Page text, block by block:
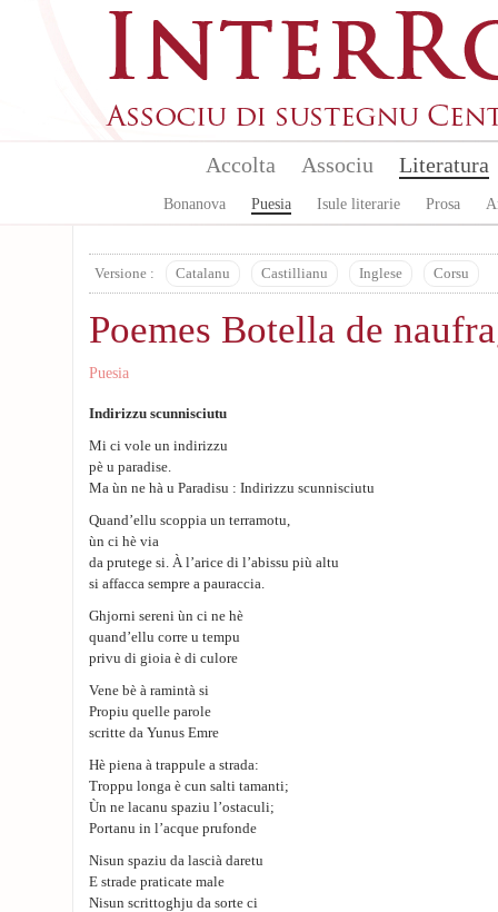
Accolta Associu Literatura
Bonanova Puesia Isule literarie Prosa
Versione : Catalanu Castillianu Inglese Corsu
Poemes Botella de
Puesia
Indirizzu scunnisciutu
Mi ci vole un indirizzu
pè u paradise.
Ma ùn ne hà u Paradisu : Indirizzu scunnisciutu
Quand’ellu scoppia un terramotu,
ùn ci hè via
da prutege si. À l’arice di l’abissu più altu
si affacca sempre a pauraccia.
Ghjorni sereni ùn ci ne hè
quand’ellu corre u tempu
privu di gioia è di culore
Vene bè à ramintà si
Propiu quelle parole
scritte da Yunus Emre
Hè piena à trappule a strada:
Troppu longa è cun salti tamanti;
Ùn ne lacanu spaziu l’ostaculi;
Portanu in l’acque prufonde
Nisun spaziu da lascià daretu
E strade praticate male
Nisun scrittoghju da sorte ci